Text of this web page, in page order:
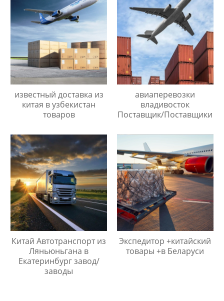
известный доставка из
китая в узбекистан
товаров
авиаперевозки
владивосток
Поставщик/Поставщики
Китай Автотранспорт из
Ляньюньгана в
Екатеринбург завод/
заводы
Экспедитор +китайский
товары +в Беларуси